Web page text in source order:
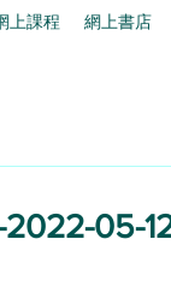
上課程 網上書店
05-